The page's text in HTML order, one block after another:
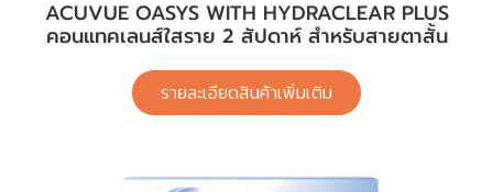
ACUVUE OASYS WITH HYDRACLEAR PLUS
คอนแทคเลนส์ใสราย 2 สัปดาห์ สำหรับสายตาสั้น
รายละเอียดสินค้าเพิ่มเติม